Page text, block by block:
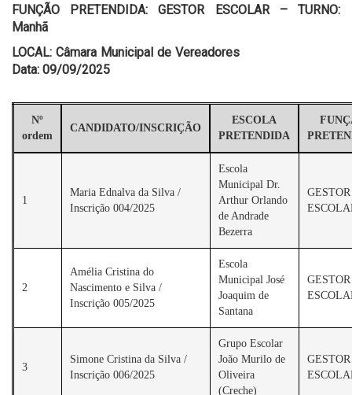
FUNÇÃO PRETENDIDA: GESTOR ESCOLAR – TURNO:
Manhã
LOCAL: Câmara Municipal de Vereadores
Data: 09/09/2025
Nº
ordem
CANDIDATO/INSCRIÇÃO
ESCOLA
PRETENDIDA
1
Maria Ednalva da Silva /
Inscrição 004/2025
Escola
Municipal Dr.
Arthur Orlando
de Andrade
Bezerra
GESTOR
2
Amélia Cristina do
Nascimento e Silva /
Inscrição 005/2025
Escola
Municipal José
Joaquim de
Santana
GESTOR
3
Simone Cristina da Silva /
Inscrição 006/2025
Grupo Escolar
João Murilo de
Oliveira
(Creche)
GESTOR